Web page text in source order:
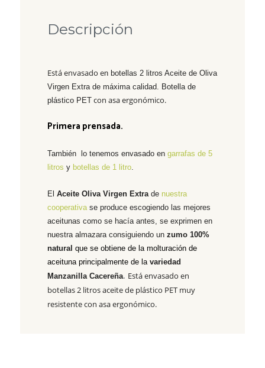
Descripción
Está envasado en botellas 2 litros Aceite de Oliva
Virgen Extra de máxima calidad. Botella de
plástico PET con asa ergonómico.
Primera prensada.
También lo tenemos envasado engarrafas de 5
litros y botellas de 1 litro
ElAceiteOliva Virgen Extrade nuestra
cooperativase produce escogiendo las mejores
aceitunas como se hacía antes, se exprimen en
nuestra almazara consiguiendo unzumo 100%
natural que se obtiene de la molturación de
aceituna principalmente de lavariedad
Manzanilla Cacereña. Está envasado en
botellas 2 litros aceite de plástico PET muy
resistente con asa ergonómico.